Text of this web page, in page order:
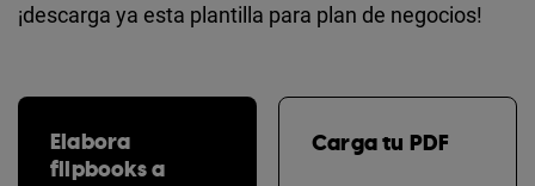
¡descarga ya esta plantilla para plan de negocios!
Elabora
flipbooks a
Carga tu PDF